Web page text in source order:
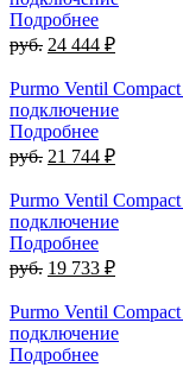
Подробнее
руб. 24 444 ₽
Purmo Ventil
подключение
Подробнее
руб. 21 744 ₽
Purmo Ventil
подключение
Подробнее
руб. 19 733 ₽
Purmo Ventil
подключение
Подробнее